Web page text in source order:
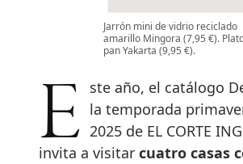
Jarrón mini de vidrio reciclado
amarillo Mingora (7,95 €).
pan Yakarta (9,95 €).
Este año, el catálogo Decora para la temporada
2025 de EL CORTE
invita a visitar cuatro casas